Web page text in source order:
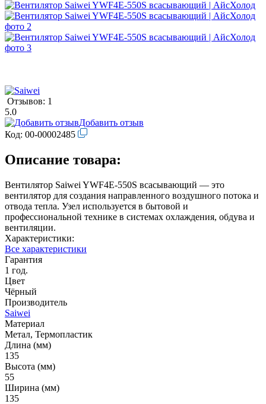
Отзывов: 1
5.0
Добавить отзыв
Код: 00-00002485
Описание товара:
Вентилятор Saiwei YWF4Е-550S всасывающий — это
вентилятор для создания направленного воздушного потока и
отвода тепла. Узел используется в бытовой и
профессиональной технике в системах охлаждения, обдува и
вентиляции.
Характеристики:
Все характеристики
Гарантия
1 год.
Цвет
Чёрный
Производитель
Saiwei
Материал
Метал, Термопластик
Длина (мм)
135
Высота (мм)
55
Ширина (мм)
135